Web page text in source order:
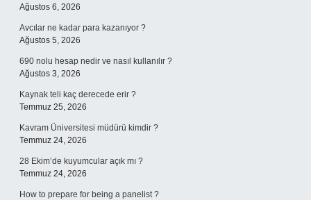
Ağustos 6, 2026
Avcılar ne kadar para kazanıyor ?
Ağustos 5, 2026
690 nolu hesap nedir ve nasıl kullanılır ?
Ağustos 3, 2026
Kaynak teli kaç derecede erir ?
Temmuz 25, 2026
Kavram Üniversitesi müdürü kimdir ?
Temmuz 24, 2026
28 Ekim’de kuyumcular açık mı ?
Temmuz 24, 2026
How to prepare for being a panelist ?